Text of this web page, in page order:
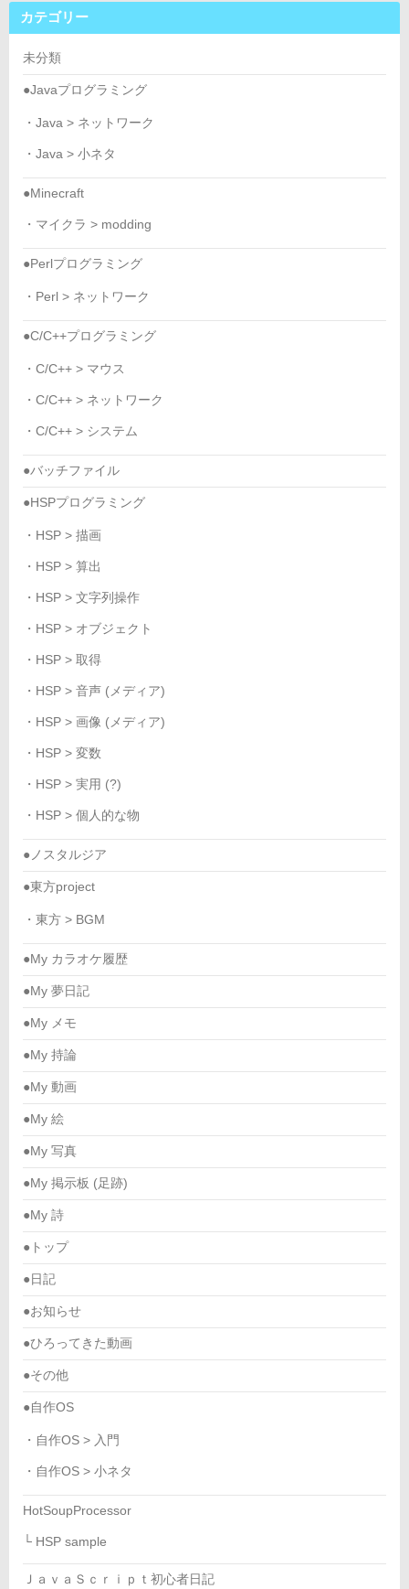
カテゴリー
未分類
●Javaプログラミング
・Java > ネットワーク
・Java > 小ネタ
●Minecraft
・マイクラ > modding
●Perlプログラミング
・Perl > ネットワーク
●C/C++プログラミング
・C/C++ > マウス
・C/C++ > ネットワーク
・C/C++ > システム
●バッチファイル
●HSPプログラミング
・HSP > 描画
・HSP > 算出
・HSP > 文字列操作
・HSP > オブジェクト
・HSP > 取得
・HSP > 音声 (メディア)
・HSP > 画像 (メディア)
・HSP > 変数
・HSP > 実用 (?)
・HSP > 個人的な物
●ノスタルジア
●東方project
・東方 > BGM
●My カラオケ履歴
●My 夢日記
●My メモ
●My 持論
●My 動画
●My 絵
●My 写真
●My 掲示板 (足跡)
●My 詩
●トップ
●日記
●お知らせ
●ひろってきた動画
●その他
●自作OS
・自作OS > 入門
・自作OS > 小ネタ
HotSoupProcessor
└ HSP sample
ＪａｖａＳｃｒｉｐｔ初心者日記